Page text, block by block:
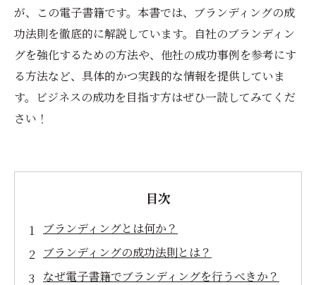
が、この電子書籍です。本書では、ブランディングの成
功法則を徹底的に解説しています。自社のブランディン
グを強化するための方法や、他社の成功事例を参考にす
る方法など、具体的かつ実践的な情報を提供していま
す。ビジネスの成功を目指す方はぜひ一読してみてくだ
さい！
目次
ブランディングとは何か？
ブランディングの成功法則とは？
なぜ電子書籍でブランディングを行うべきか？